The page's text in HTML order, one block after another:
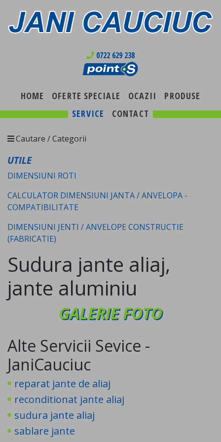
0722 629 238
HOME OFERTE SPECIALE OCAZII
PRODUSE
SERVICE
CONTACT
Cautare / Categorii
UTILE
DIMENSIUNI ROTI
CALCULATOR DIMENSIUNI JANTA / ANVELOPA -
COMPATIBILITATE
DIMENSIUNI JENTI / ANVELOPE CONSTRUCTIE
(FABRICATIE)
Sudura jante aliaj,
jante aluminiu
GALERIE FOTO
Alte Servicii Sevice -
JaniCauciuc
reparat jante de aliaj
reconditionat jante aliaj
sudura jante aliaj
sablare jante